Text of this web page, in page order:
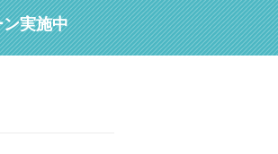
実施中